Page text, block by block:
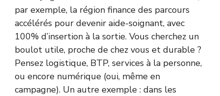
par exemple, la région finance des parcours
accélérés pour devenir aide-soignant, avec
100% d’insertion à la sortie. Vous cherchez un
boulot utile, proche de chez vous et durable ?
Pensez logistique, BTP, services à la personne,
ou encore numérique (oui, même en
campagne). Un autre exemple : dans les